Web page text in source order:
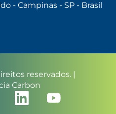
- Campinas - SP - Brasil
reservados. |
Carbon